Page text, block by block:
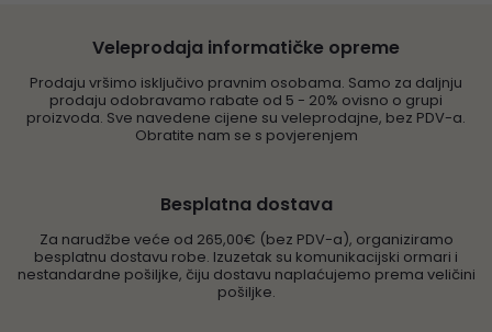
Veleprodaja informatičke opreme
Prodaju vršimo isključivo pravnim osobama. Samo za daljnju
prodaju odobravamo rabate od 5 - 20% ovisno o grupi
proizvoda. Sve navedene cijene su veleprodajne, bez PDV-a.
Obratite nam se s povjerenjem
Besplatna dostava
Za narudžbe veće od 265,00€ (bez PDV-a), organiziramo
besplatnu dostavu robe. Izuzetak su komunikacijski ormari i
nestandardne pošiljke, čiju dostavu naplaćujemo prema veličini
pošiljke.